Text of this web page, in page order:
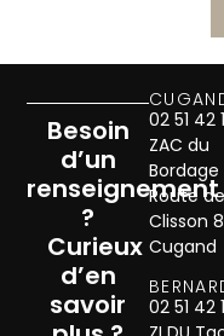
Besoin
d’un
renseignement
?
Curieux
d’en
savoir
02 51 42
ZAC du
Bordage
Route de
Clisson
Cugand
02 51 42